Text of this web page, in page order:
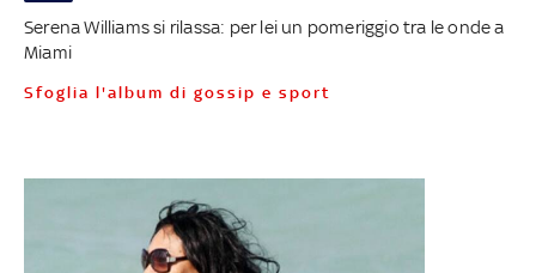
Serena Williams si rilassa: per lei un pomeriggio tra le onde a
Miami
Sfoglia l'album di gossip e sport